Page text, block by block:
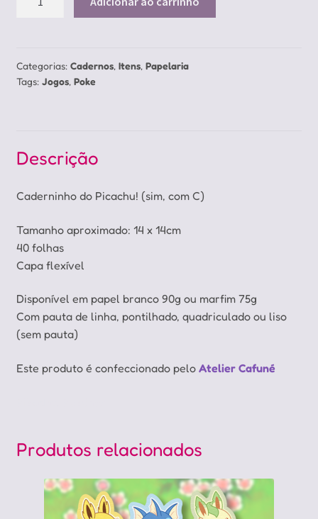
quantidade
Categorias: Cadernos, Itens, Papelaria
Tags: Jogos, Poke
Descrição
Caderninho do Picachu! (sim, com C)
Tamanho aproximado: 14 x 14cm
40 folhas
Capa flexível
Disponível em papel branco 90g ou marfim 75g
Com pauta de linha, pontilhado, quadriculado ou liso
(sem pauta)
Este produto é confeccionado pelo Atelier Cafuné
Produtos relacionados